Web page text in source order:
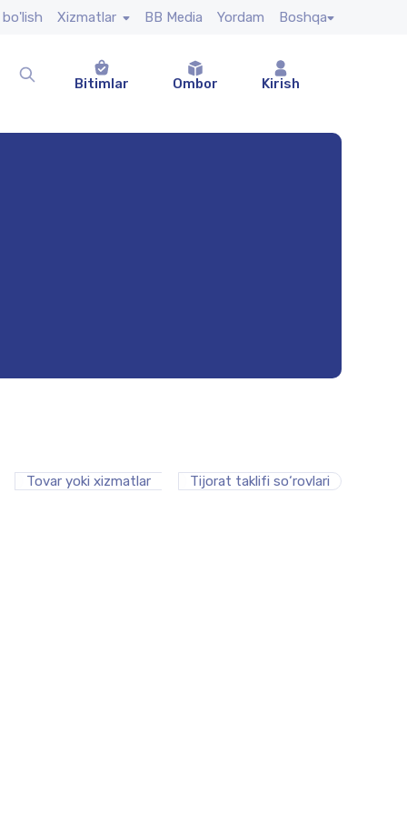
Xizmatlar BB Media Yordam Boshqa
Bitimlar Ombor Kirish
Tovar yoki xizmatlar Tijorat taklifi so‘rovlari